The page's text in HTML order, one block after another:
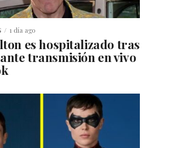
1 día ago
es hospitalizado tras
transmisión en vivo